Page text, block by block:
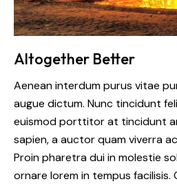
Altogether Better
Aenean interdum purus vitae
augue dictum. Nunc tincidunt
euismod porttitor at tincidunt
sapien, a auctor quam viverra
Proin pharetra dui in molestie
ornare lorem in tempus